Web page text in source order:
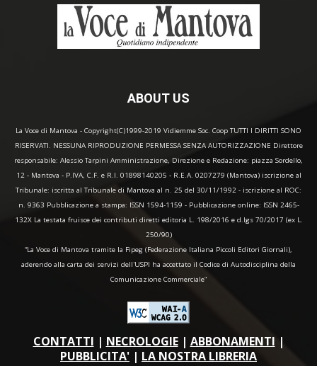
ABOUT US
La Voce di Mantova - Copyright(C)1999-2019 Vidiemme Soc. Coop TUTTI I DIRITTI SONO
RISERVATI. NESSUNA RIPRODUZIONE PERMESSA SENZA AUTORIZZAZIONE Direttore
responsabile: Alessio Tarpini Amministrazione, Direzione e Redazione: piazza Sordello,
12 - Mantova - P.IVA, C.F. e R.I. 01898140205 - R.E.A. 0207279 (Mantova) iscrizione al
Tribunale: iscritta al Tribunale di Mantova al n. 25 del 30/11/1992 - iscrizione al ROC:
n. 9363 Pubblicazione a stampa: ISSN 1594-1159 - Pubblicazione online: ISSN 2465-
132X La testata fruisce dei contributi diretti editoria L. 198/2016 e d.lgs 70/2017 (ex L.
250/90)
“La Voce di Mantova tramite la Fipeg (Federazione Italiana Piccoli Editori Giornali),
aderendo alla carta dei servizi dell'USPI ha accettato il Codice di Autodisciplina della
Comunicazione Commerciale"
CONTATTI | NECROLOGIE| ABBONAMENTI |
PUBBLICITA' | LA NOSTRA LIBRERIA